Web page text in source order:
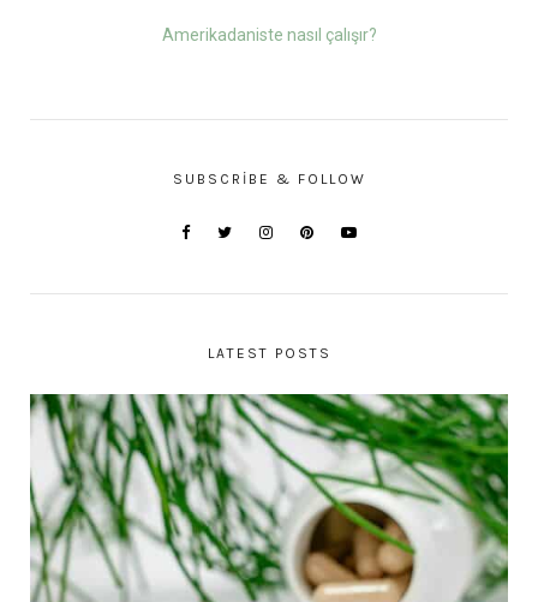
Amerikadaniste nasıl çalışır?
SUBSCRIBE & FOLLOW
LATEST POSTS